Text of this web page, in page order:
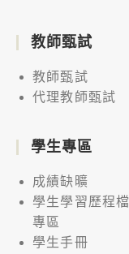
教師甄試
教師甄試
代理教師甄試
學生專區
成績缺曠
學生學習歷程
專區
學生手冊